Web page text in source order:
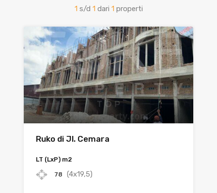
1 s/d 1 dari 1 properti
Ruko di Jl. Cemara
LT (LxP) m2
78 (4x19,5)